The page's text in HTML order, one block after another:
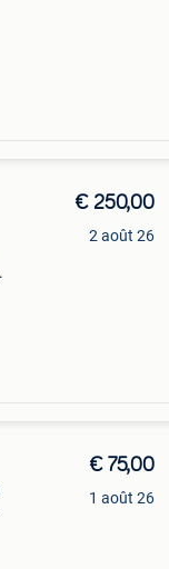
€ 250,00
2 août 26
€ 75,00
1 août 26